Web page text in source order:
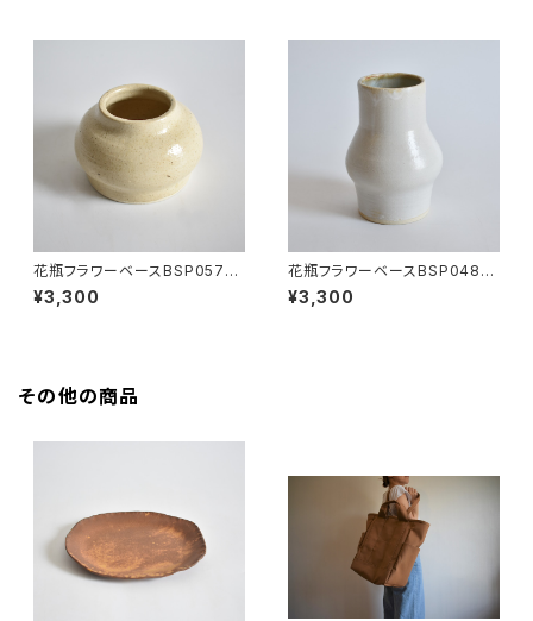
花瓶フラワーベースBSP057
(黄/ベージュ/点模様)
¥3,300
花瓶フラワーベースBSP048
(白/マット/茶/薄緑)
¥3,300
その他の商品